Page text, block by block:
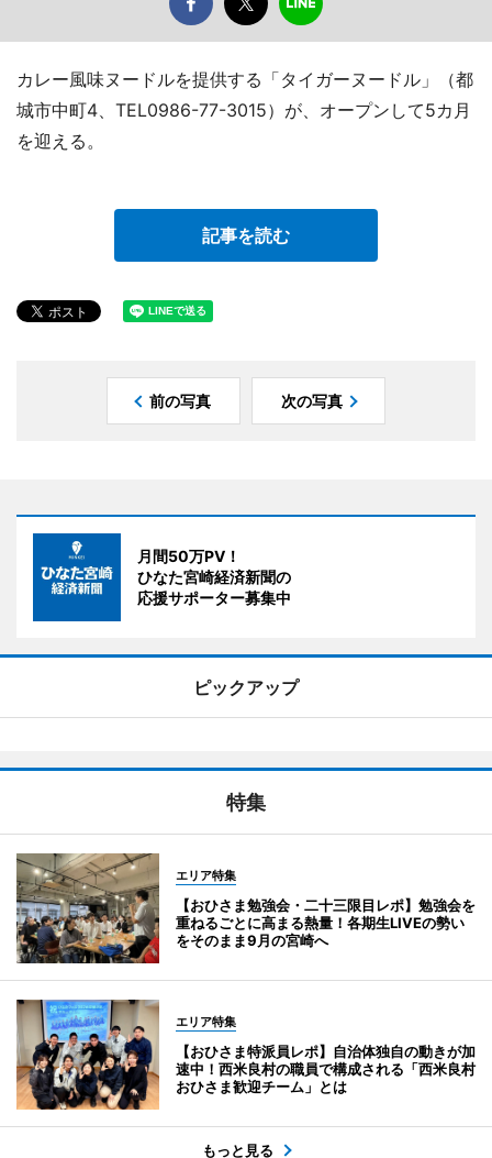
カレー風味ヌードルを提供する「タイガーヌードル」（都
城市中町4、TEL0986-77-3015）が、オープンして5カ月
を迎える。
記事を読む
前の写真 次の写真
月間50万PV！
ひなた宮崎経済新聞の
応援サポーター募集中
ピックアップ
特集
エリア特集
【おひさま勉強会・二十三限目レポ】勉強会を
重ねるごとに高まる熱量！各期生LIVEの勢い
をそのまま9月の宮崎へ
エリア特集
【おひさま特派員レポ】自治体独自の動きが加
速中！西米良村の職員で構成される「西米良村
おひさま歓迎チーム」とは
もっと見る